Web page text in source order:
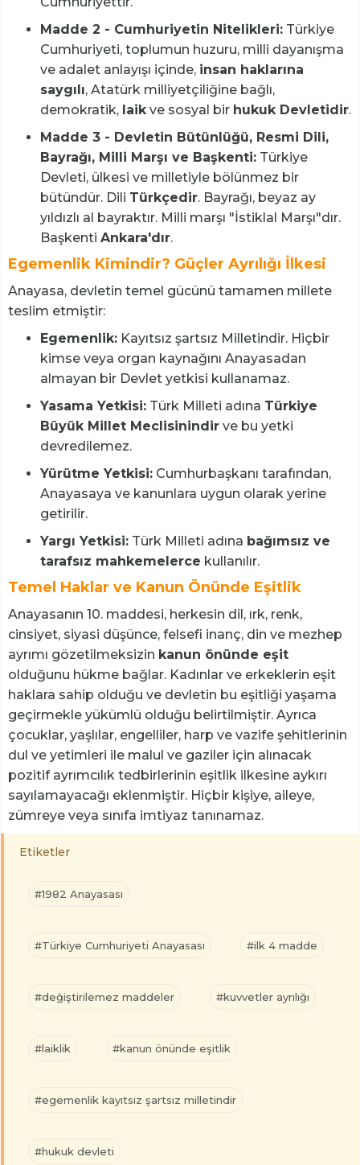
Madde 2 - Cumhuriyetin Nitelikleri: Türkiye
Cumhuriyeti, toplumun huzuru, milli dayanışma
ve adalet anlayışı içinde, insan haklarına
saygılı, Atatürk milliyetçiliğine bağlı,
demokratik, laikve sosyal bir hukuk Devletidir.
Madde 3 - Devletin Bütünlüğü, Resmi Dili,
Bayrağı, Milli Marşı ve Başkenti: Türkiye
Devleti, ülkesi ve milletiyle bölünmez bir
bütündür. Dili Türkçedir. Bayrağı, beyaz ay
yıldızlı al bayraktır. Milli marşı "İstiklal Marşı"dır.
Başkenti Ankara'dır.
Egemenlik Kimindir? Güçler Ayrılığı İlkesi
Anayasa, devletin temel gücünü tamamen millete
teslim etmiştir:
Egemenlik: Kayıtsız şartsız Milletindir. Hiçbir
kimse veya organ kaynağını Anayasadan
almayan bir Devlet yetkisi kullanamaz.
Yasama Yetkisi: Türk Milleti adına Türkiye
Büyük Millet Meclisinindir ve bu yetki
devredilemez.
Yürütme Yetkisi: Cumhurbaşkanı tarafından,
Anayasaya ve kanunlara uygun olarak yerine
getirilir.
Yargı Yetkisi: Türk Milleti adına bağımsız ve
tarafsız mahkemelerce kullanılır.
Temel Haklar ve Kanun Önünde Eşitlik
Anayasanın 10. maddesi, herkesin dil, ırk, renk,
cinsiyet, siyasi düşünce, felsefi inanç, din ve mezhep
ayrımı gözetilmeksizin kanun önünde eşit
olduğunu hükme bağlar. Kadınlar ve erkeklerin eşit
haklara sahip olduğu ve devletin bu eşitliği yaşama
geçirmekle yükümlü olduğu belirtilmiştir. Ayrıca
çocuklar, yaşlılar, engelliler, harp ve vazife şehitlerinin
dul ve yetimleri ile malul ve gaziler için alınacak
pozitif ayrımcılık tedbirlerinin eşitlik ilkesine aykırı
sayılamayacağı eklenmiştir. Hiçbir kişiye, aileye,
zümreye veya sınıfa imtiyaz tanınamaz.
Etiketler
#1982 Anayasası
#Türkiye Cumhuriyeti Anayasası #ilk 4 madde
#değiştirilemez maddeler #kuvvetler ayrılığı
#laiklik #kanun önünde eşitlik
#egemenlik kayıtsız şartsız milletindir
#hukuk devleti